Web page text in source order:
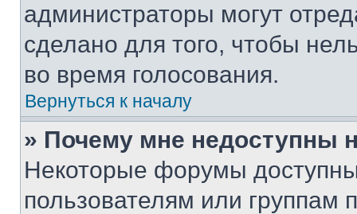
администраторы могут
сделано для того, чтобы
во время голосования.
Вернуться к началу
» Почему мне недоступны
Некоторые форумы
пользователям или группам